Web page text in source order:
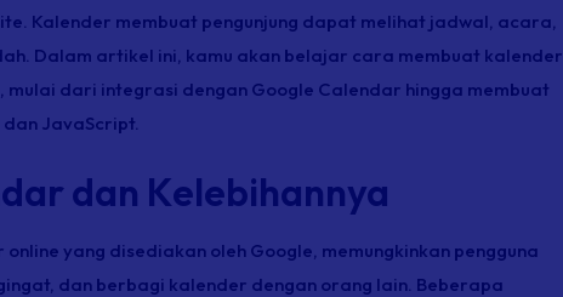
. Kalender membuat pengunjung dapat melihat jadwal, acara,
Dalam artikel ini, kamu akan belajar cara membuat kalender
dari integrasi dengan Google Calendar hingga membuat
dan JavaScript.
dan Kelebihannya
online yang disediakan oleh Google, memungkinkan pengguna
dan berbagi kalender dengan orang lain. Beberapa